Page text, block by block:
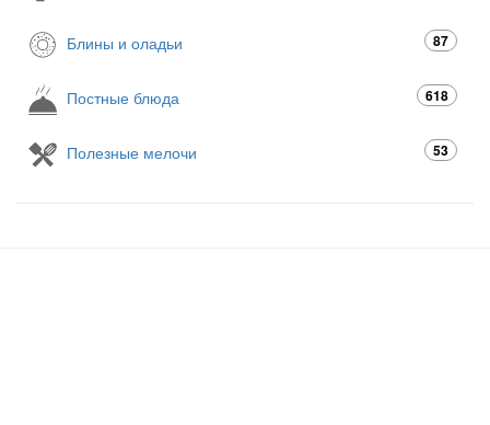
Блины и оладьи 87
Постные блюда 618
Полезные мелочи 53